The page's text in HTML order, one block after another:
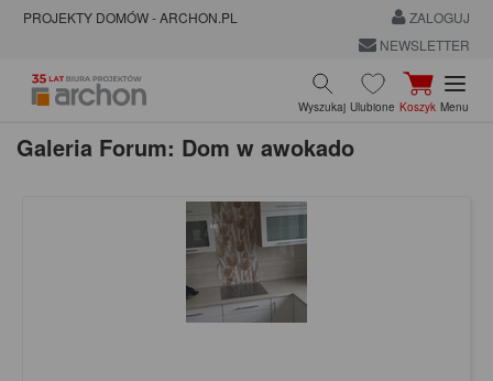
PROJEKTY DOMÓW - ARCHON.PL
ZALOGUJ
NEWSLETTER
Wyszukaj Ulubione Koszyk Menu
Galeria Forum: Dom w awokado